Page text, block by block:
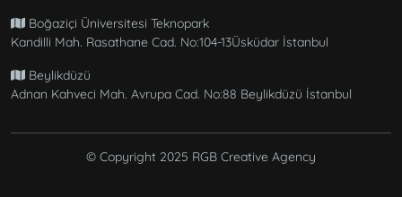
Boğaziçi Üniversitesi Teknopark
Kandilli Mah. Rasathane Cad. No:104-13Üsküdar İstanbul
Beylikdüzü
Adnan Kahveci Mah. Avrupa Cad. No:88 Beylikdüzü İstanbul
© Copyright 2025 RGB Creative Agency